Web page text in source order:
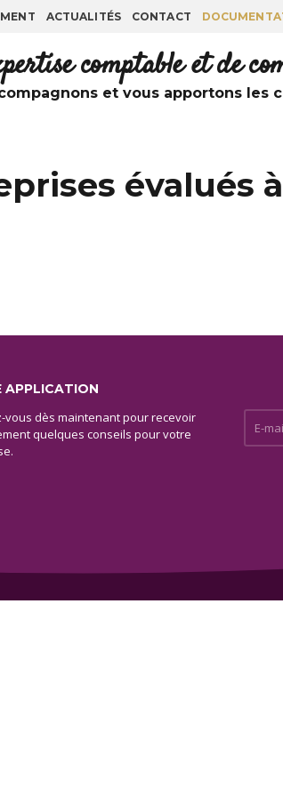
ACTUALITÉS CONTACT
comptable et de
et vous apportons les
évalués
APPLICATION
vous dès maintenant pour recevoir
quelques conseils pour votre